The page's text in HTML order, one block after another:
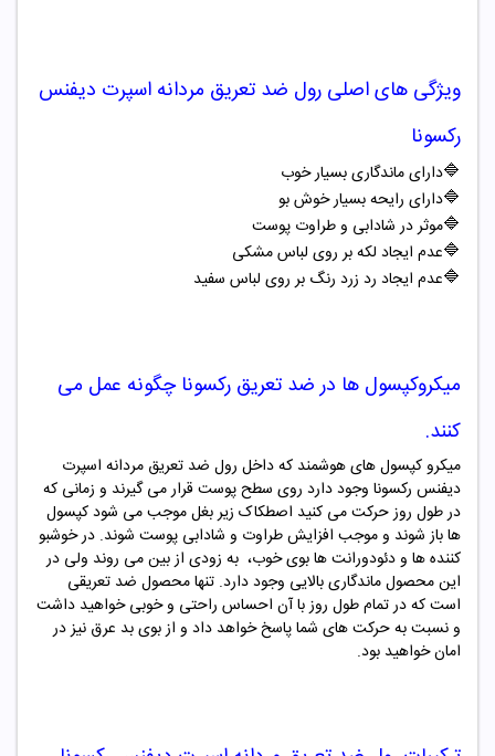
ویژگی های اصلی رول ضد تعریق مردانه اسپرت دیفنس
رکسونا
🔷دارای ماندگاری بسیار خوب
🔷دارای رایحه بسیار خوش بو
🔷موثر در شادابی و طراوت پوست
🔷عدم ایجاد لکه بر روی لباس مشکی
🔷عدم ایجاد رد زرد رنگ بر روی لباس سفید
میکروکپسول ها در ضد تعریق رکسونا چگونه عمل می
کنند.
میکرو کپسول های هوشمند که داخل رول ضد تعریق مردانه اسپرت
دیفنس رکسونا وجود دارد روی سطح پوست قرار می گیرند و زمانی که
در طول روز حرکت می کنید اصطکاک زیر بغل موجب می شود کپسول
ها باز شوند و موجب افزایش طراوت و شادابی پوست شوند. در خوشبو
کننده ها و دئودورانت ها بوی خوب، به زودی از بین می روند ولی در
این محصول ماندگاری بالایی وجود دارد. تنها محصول ضد تعریقی
است که در تمام طول روز با آن احساس راحتی و خوبی خواهید داشت
و نسبت به حرکت های شما پاسخ خواهد داد و از بوی بد عرق نیز در
امان خواهید بود.